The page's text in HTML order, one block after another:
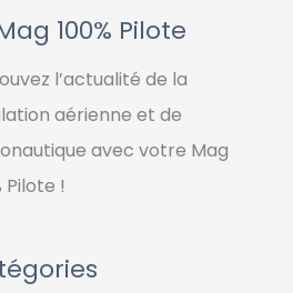
100% Pilote
l’actualité de la
aérienne et de
avec votre Mag
Pilote !